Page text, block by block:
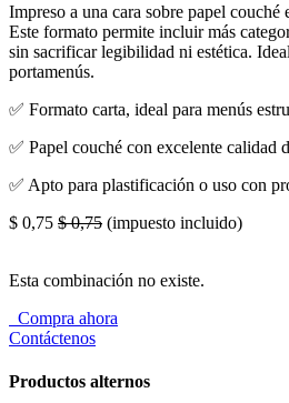
Impreso a una cara sobre papel couché
Este formato permite incluir más
sin sacrificar legibilidad ni estética.
portamenús.
✅ Formato carta, ideal para menús
✅ Papel couché con excelente calidad
✅ Apto para plastificación o uso con
$ 0,75 $0,75 (impuesto incluido)
Esta combinación no existe.
Compra ahora
Contáctenos
Productos alternos